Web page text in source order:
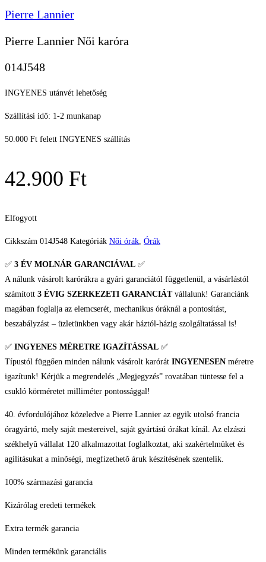
Pierre Lannier
Pierre Lannier Női karóra
014J548
INGYENES utánvét lehetőség
Szállítási idő: 1-2 munkanap
50.000 Ft felett INGYENES szállítás
42.900 Ft
Elfogyott
Cikkszám 014J548 Kategóriák Női órák, Órák
✅ 3 ÉV MOLNÁR GARANCIÁVAL ✅
A nálunk vásárolt karórákra a gyári garanciától függetlenül, a vásárlástól
számított 3 ÉVIG SZERKEZETI GARANCIÁTvállalunk! Garanciánk
magában foglalja az elemcserét, mechanikus óráknál a pontosítást,
beszabályzást – üzletünkben vagy akár háztól-házig szolgáltatással is!
✅ INGYENES MÉRETRE IGAZÍTÁSSAL ✅
Típustól függően minden nálunk vásárolt karórát INGYENESEN méretre
igazítunk! Kérjük a megrendelés „Megjegyzés” rovatában tüntesse fel a
csukló körméretet milliméter pontossággal!
40. évfordulójához közeledve a Pierre Lannier az egyik utolsó francia
óragyártó, mely saját mestereivel, saját gyártású órákat kínál. Az elzászi
székhelyû vállalat 120 alkalmazottat foglalkoztat, aki szakértelmüket és
agilitásukat a minõségi, megfizethetõ áruk készítésének szentelik.
100% származási garancia
Kizárólag eredeti termékek
Extra termék garancia
Minden termékünk garanciális